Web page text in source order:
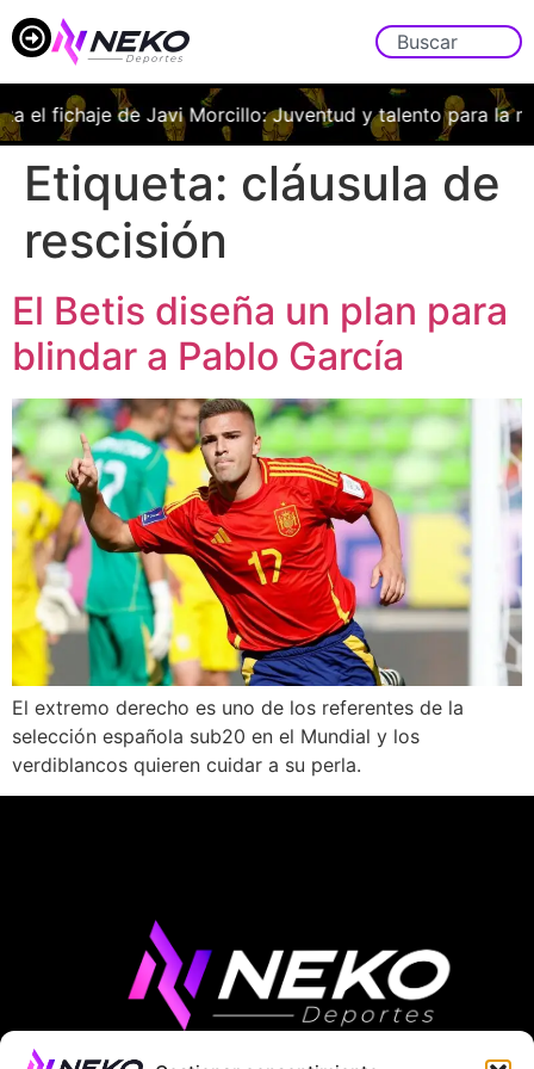
el fichaje de Javi Morcillo: Juventud y talento para la
Etiqueta: cláusula de
rescisión
El Betis diseña un plan para
blindar a Pablo García
El extremo derecho es uno de los referentes de la
selección española sub20 en el Mundial y los
verdiblancos quieren cuidar a su perla.